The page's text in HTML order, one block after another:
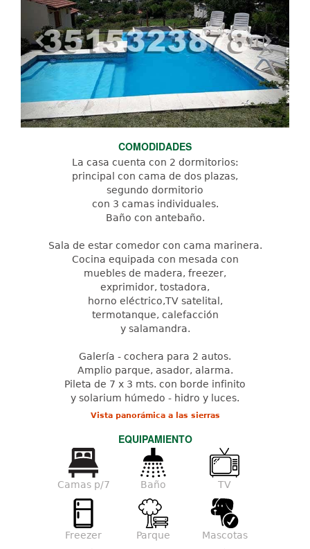
COMODIDADES
La casa cuenta con 2 dormitorios:
principal con cama de dos plazas,
segundo dormitorio
con 3 camas individuales.
Baño con antebaño.
Sala de estar comedor con cama marinera.
Cocina equipada con mesada con
muebles de madera, freezer,
exprimidor, tostadora,
horno eléctrico,TV satelital,
termotanque, calefacción
y salamandra.
Galería - cochera para 2 autos.
Amplio parque, asador, alarma.
Pileta de 7 x 3 mts. con borde infinito
y solarium húmedo - hidro y luces.
Vista panorámica a las sierras
EQUIPAMIENTO
Camas p/7 Baño TV
Freezer Parque Mascotas